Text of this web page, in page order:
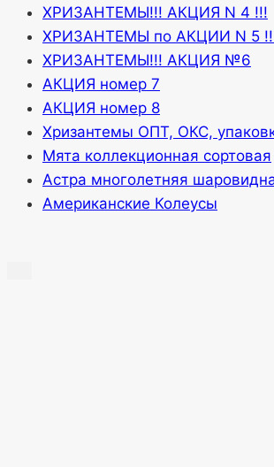
ХРИЗАНТЕМЫ!!! АКЦИЯ N 4 !!!
ХРИЗАНТЕМЫ по АКЦИИ N 5
ХРИЗАНТЕМЫ!!! АКЦИЯ №6
АКЦИЯ номер 7
АКЦИЯ номер 8
Хризантемы ОПТ, ОКС,
Мята коллекционная сортовая
Астра многолетняя
Американские Колеусы